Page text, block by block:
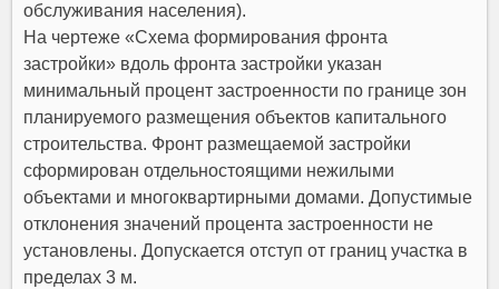
обслуживания населения).
На чертеже «Схема формирования фронта
застройки» вдоль фронта застройки указан
минимальный процент застроенности по границе зон
планируемого размещения объектов капитального
строительства. Фронт размещаемой застройки
сформирован отдельностоящими нежилыми
объектами и многоквартирными домами. Допустимые
отклонения значений процента застроенности не
установлены. Допускается отступ от границ участка в
пределах 3 м.